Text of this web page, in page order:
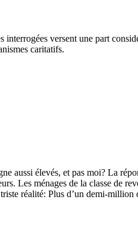
versent une part
caritatifs.
aussi élevés, et pas moi? La
Les ménages de la classe de
réalité: Plus d’un demi-